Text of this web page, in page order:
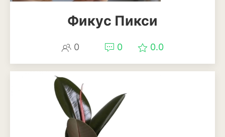
Фикус Пикси
0 0 0.0